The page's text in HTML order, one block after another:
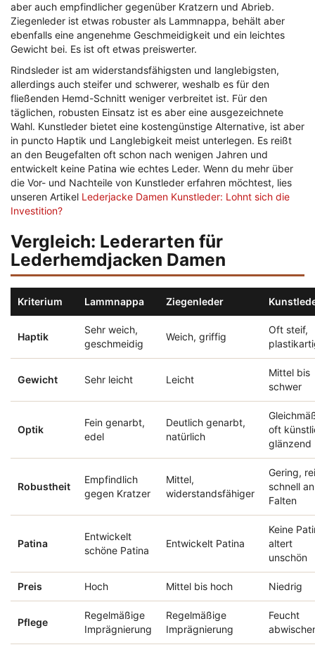
aber auch empfindlicher gegenüber Kratzern und Abrieb.
Ziegenleder ist etwas robuster als Lammnappa, behält aber
ebenfalls eine angenehme Geschmeidigkeit und ein leichtes
Gewicht bei. Es ist oft etwas preiswerter.
Rindsleder ist am widerstandsfähigsten und langlebigsten,
allerdings auch steifer und schwerer, weshalb es für den
fließenden Hemd-Schnitt weniger verbreitet ist. Für den
täglichen, robusten Einsatz ist es aber eine ausgezeichnete
Wahl. Kunstleder bietet eine kostengünstige Alternative, ist aber
in puncto Haptik und Langlebigkeit meist unterlegen. Es reißt
an den Beugefalten oft schon nach wenigen Jahren und
entwickelt keine Patina wie echtes Leder. Wenn du mehr über
die Vor- und Nachteile von Kunstleder erfahren möchtest, lies
unseren Artikel Lederjacke Damen Kunstleder: Lohnt sich die
Investition?
Vergleich: Lederarten für
Lederhemdjacken Damen
Kriterium Lammnappa Ziegenleder
Haptik
Sehr weich,
geschmeidig
Weich, griffig
Oft steif,
Gewicht Sehr leicht Leicht
Mittel bis
schwer
Optik
Fein genarbt,
edel
Deutlich genarbt,
natürlich
oft
glänzend
Robustheit
Empfindlich
gegen Kratzer
Mittel,
widerstandsfähiger
Gering,
schnell an
Falten
Patina
Entwickelt
schöne Patina
Entwickelt Patina
Keine
altert
unschön
Preis Hoch Mittel bis hoch Niedrig
Pflege
Regelmäßige
Imprägnierung
Regelmäßige
Imprägnierung
Feucht